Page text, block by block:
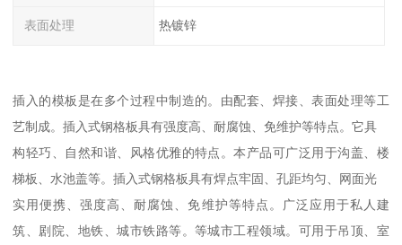
表面处理 热镀锌
插入的模板是在多个过程中制造的。由配套、焊接、表面处理等工
艺制成。插入式钢格板具有强度高、耐腐蚀、免维护等特点。它具
构轻巧、自然和谐、风格优雅的特点。本产品可广泛用于沟盖、楼
梯板、水池盖等。插入式钢格板具有焊点牢固、孔距均匀、网面光
实用便携、强度高、耐腐蚀、免维护等特点。广泛应用于私人建
筑、剧院、地铁、城市铁路等。等城市工程领域。可用于吊顶、室